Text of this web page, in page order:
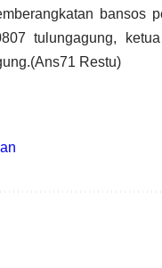
tulungagung,
Restu)